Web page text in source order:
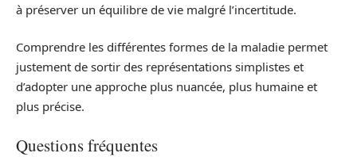
à préserver un équilibre de vie malgré l’incertitude.
Comprendre les différentes formes de la maladie permet
justement de sortir des représentations simplistes et
d’adopter une approche plus nuancée, plus humaine et
plus précise.
Questions fréquentes